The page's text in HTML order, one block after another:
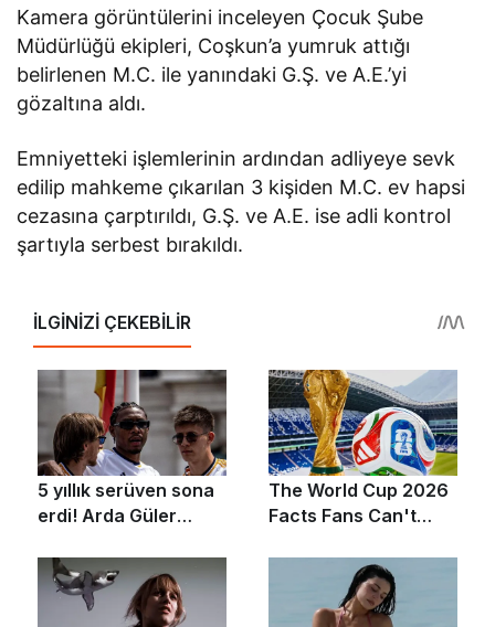
Kamera görüntülerini inceleyen Çocuk Şube
Müdürlüğü ekipleri, Coşkun’a yumruk attığı
belirlenen M.C. ile yanındaki G.Ş. ve A.E.’yi
gözaltına aldı.
Emniyetteki işlemlerinin ardından adliyeye sevk
edilip mahkeme çıkarılan 3 kişiden M.C. ev hapsi
cezasına çarptırıldı, G.Ş. ve A.E. ise adli kontrol
şartıyla serbest bırakıldı.